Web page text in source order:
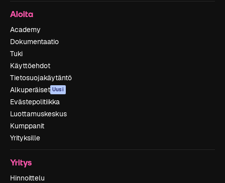
Aloita
Academy
Dokumentaatio
Tuki
Käyttöehdot
Tietosuojakäytäntö
Alkuperäiset Uusi
Evästepolitiikka
Luottamuskeskus
Kumppanit
Yrityksille
Yritys
Hinnoittelu